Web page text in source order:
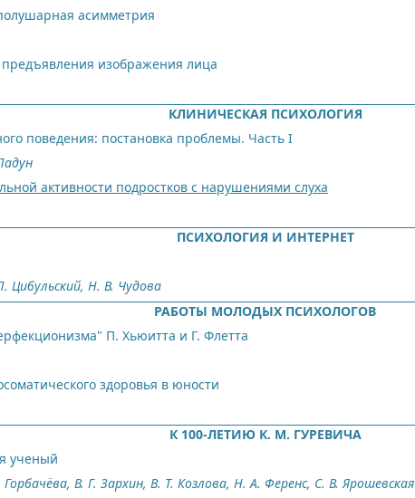
асимметрия
изображения лица
КЛИНИЧЕСКАЯ ПСИХОЛОГИЯ
поведения: постановка проблемы. Часть I
активности подростков с нарушениями слуха
ПСИХОЛОГИЯ И ИНТЕРНЕТ
Цибульский, Н. В. Чудова
РАБОТЫ МОЛОДЫХ ПСИХОЛОГОВ
П. Хьюитта и Г. Флетта
здоровья в юности
К 100-ЛЕТИЮ К. М. ГУРЕВИЧА
ученый
В. Г. Зархин, B. Т. Козлова, Н. А. Ференс, С. В. Ярошевская